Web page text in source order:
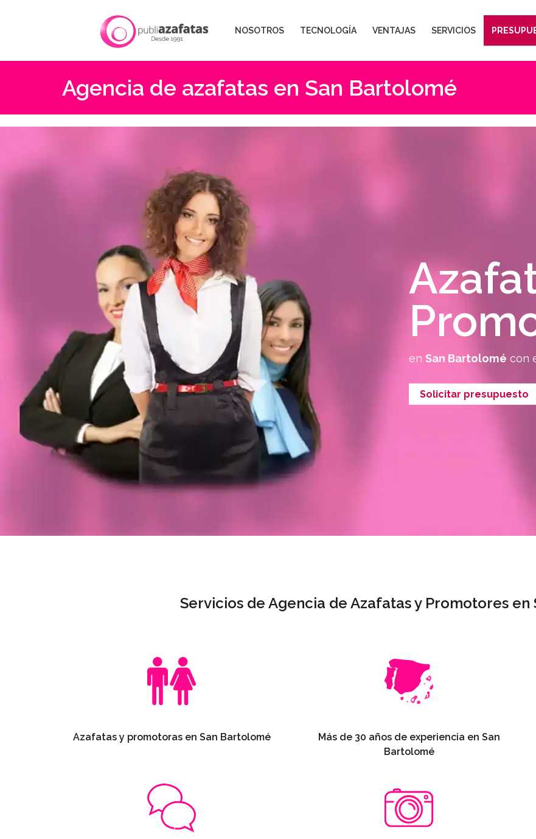
NOSOTROS TECNOLOGÍA VENTAJAS SERVICIOS
Agencia de azafatas en San Bartolomé
en San Bartolomé con
Solicitar presupuesto
Servicios de Agencia de Azafatas y Promotores en
Azafatas y promotoras en San Bartolomé
Más de 30 años de experiencia en San
Bartolomé